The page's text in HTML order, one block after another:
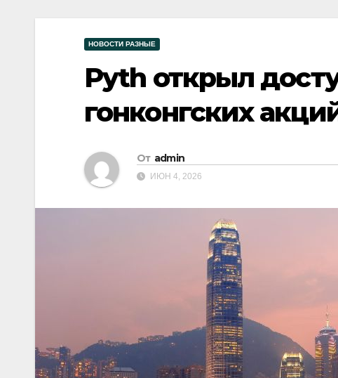
НОВОСТИ РАЗНЫЕ
Pyth открыл
гонконгских
От admin
ИЮН 4, 2026